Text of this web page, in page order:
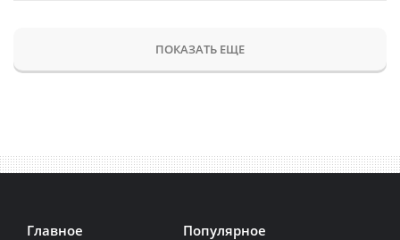
ПОКАЗАТЬ ЕЩЕ
Главное Популярное